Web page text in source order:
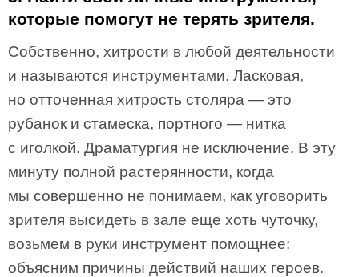
которые помогут не терять зрителя.
Собственно, хитрости в любой деятельности
и называются инструментами. Ласковая,
но отточенная хитрость столяра — это
рубанок и стамеска, портного — нитка
с иголкой. Драматургия не исключение. В эту
минуту полной растерянности, когда
мы совершенно не понимаем, как уговорить
зрителя высидеть в зале еще хоть чуточку,
возьмем в руки инструмент помощнее:
объясним причины действий наших героев.